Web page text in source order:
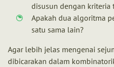
disusun dengan kriteria
Apakah dua algoritma
satu sama lain?
Agar lebih jelas mengenai
dibicarakan dalam